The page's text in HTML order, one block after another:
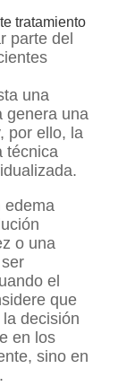
tratamiento
parte del
una
genera una
por ello, la
técnica
edema
o una
el
que
decisión
en los
sino en